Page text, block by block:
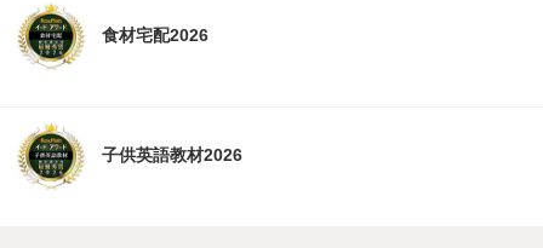
食材宅配2026
子供英語教材2026